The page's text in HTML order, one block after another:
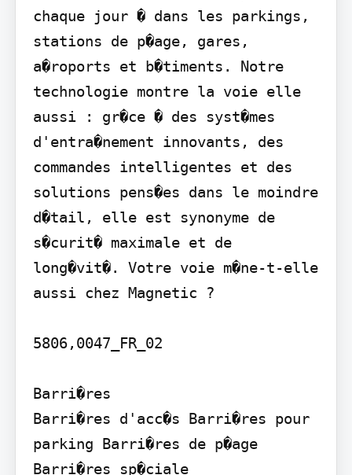
chaque jour � dans les parkings,
stations de p�age, gares,
a�roports et b�timents. Notre
technologie montre la voie elle
aussi : gr�ce � des syst�mes
d'entra�nement innovants, des
commandes intelligentes et des
solutions pens�es dans le moindre
d�tail, elle est synonyme de
s�curit� maximale et de
long�vit�. Votre voie m�ne-t-elle
aussi chez Magnetic ?
5806,0047_FR_02
Barri�res
Barri�res d'acc�s Barri�res pour
parking Barri�res de p�age
Barri�res sp�ciale